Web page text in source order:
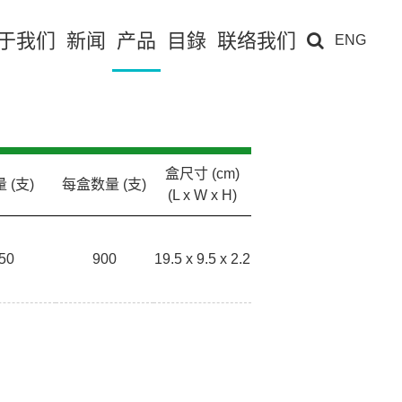
我们 新闻 产品 目錄 联络我们 ENG
(支) 每盒数量 (支)
盒尺寸 (cm)
(L x W x H)
900 19.5 x 9.5 x 2.2